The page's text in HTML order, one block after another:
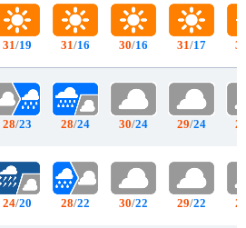
31/19
28/23
24/20
31/16
28/24
28/22
30/16
30/24
30/22
31/17
29/24
29/22